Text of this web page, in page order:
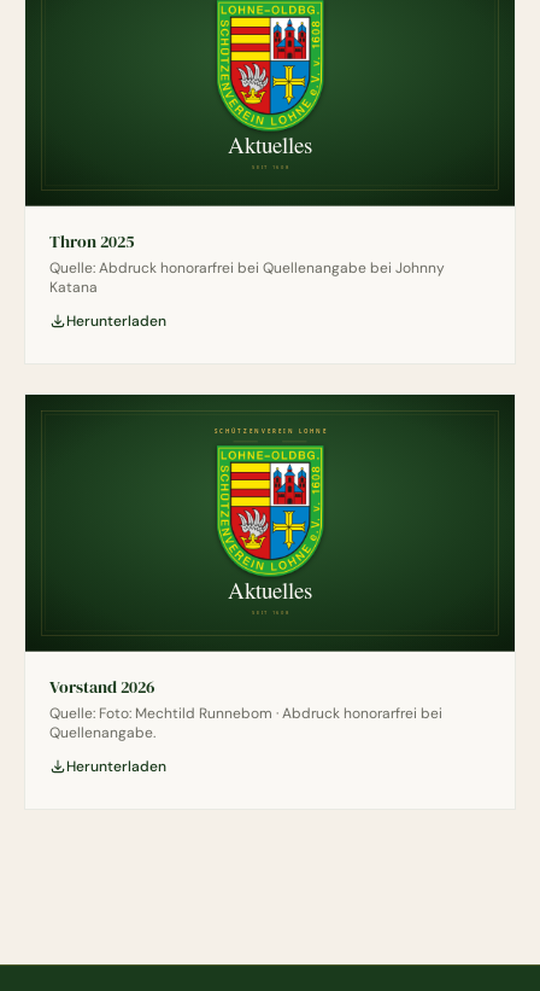
Thron 2025
Quelle: Abdruck honorarfrei bei Quellenangabe bei Johnny
Katana
Herunterladen
Vorstand 2026
Quelle: Foto: Mechtild Runnebom · Abdruck honorarfrei bei
Quellenangabe.
Herunterladen